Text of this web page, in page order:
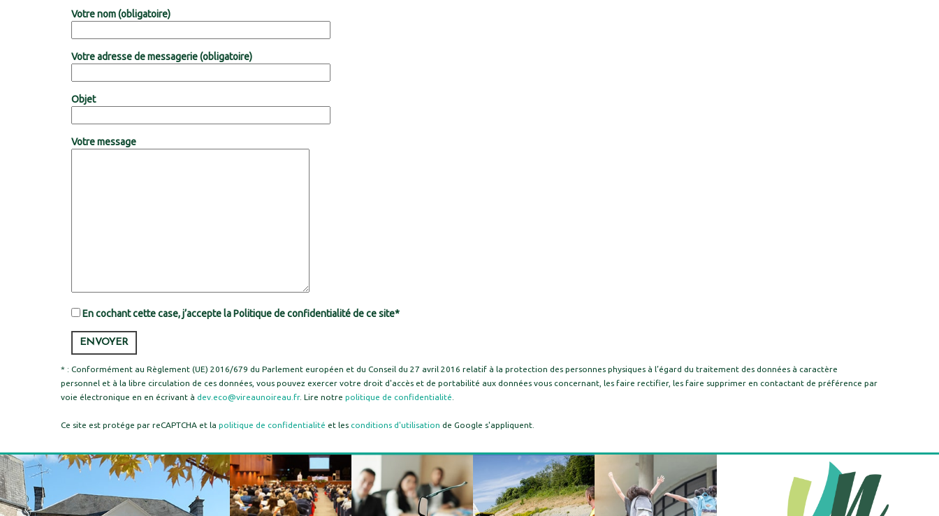
Votre nom (obligatoire)
Votre adresse de messagerie (obligatoire)
Objet
Votre message
En cochant cette case, j’accepte la Politique de confidentialité de ce site*
* : Conformément au Règlement (UE) 2016/679 du Parlement européen et du Conseil du 27 avril 2016 relatif à la protection des personnes physiques à l’égard du traitement des données à caractère
personnel et à la libre circulation de ces données, vous pouvez exercer votre droit d'accès et de portabilité aux données vous concernant, les faire rectifier, les faire supprimer en contactant de préférence par
voie électronique en en écrivant à dev.eco@vireaunoireau.fr. Lire notre politique de confidentialité
Ce site est protége par reCAPTCHA et la politique de confidentialité et les conditions d'utilisation de Google s'appliquent.